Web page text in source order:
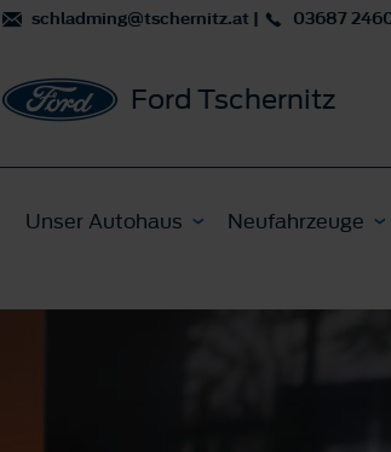
schladming@tschernitz.at | 03687
Ford Tschernitz
Unser Autohaus Neufahrzeuge